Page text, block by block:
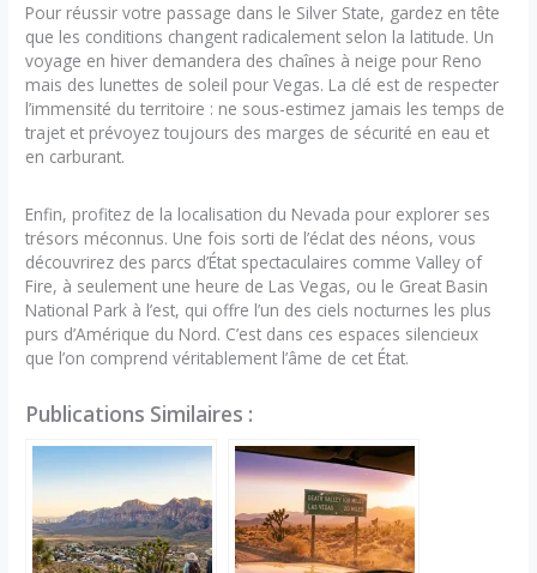
Pour réussir votre passage dans le Silver State, gardez en tête
que les conditions changent radicalement selon la latitude. Un
voyage en hiver demandera des chaînes à neige pour Reno
mais des lunettes de soleil pour Vegas. La clé est de respecter
l’immensité du territoire : ne sous-estimez jamais les temps de
trajet et prévoyez toujours des marges de sécurité en eau et
en carburant.
Enfin, profitez de la localisation du Nevada pour explorer ses
trésors méconnus. Une fois sorti de l’éclat des néons, vous
découvrirez des parcs d’État spectaculaires comme Valley of
Fire, à seulement une heure de Las Vegas, ou le Great Basin
National Park à l’est, qui offre l’un des ciels nocturnes les plus
purs d’Amérique du Nord. C’est dans ces espaces silencieux
que l’on comprend véritablement l’âme de cet État.
Publications Similaires :